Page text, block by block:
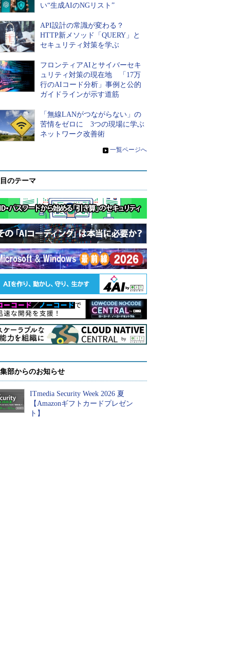
い“生成AIのNGリスト”
API設計の常識が変わる？
HTTP新メソッド「QUERY」と
セキュリティ対策を学ぶ
フロンティアAIとサイバーセキ
ュリティ対策の現在地 「17万
行のAIコード分析」事例と公的
ガイドラインが示す道筋
「無線LANがつながらない」の
苦情をゼロに 3つの現場に学ぶ
ネットワーク改善術
» 一覧ページへ
のテーマ
部からのお知らせ
ITmedia Security Week 2026 夏
【Amazonギフトカードプレゼン
ト】